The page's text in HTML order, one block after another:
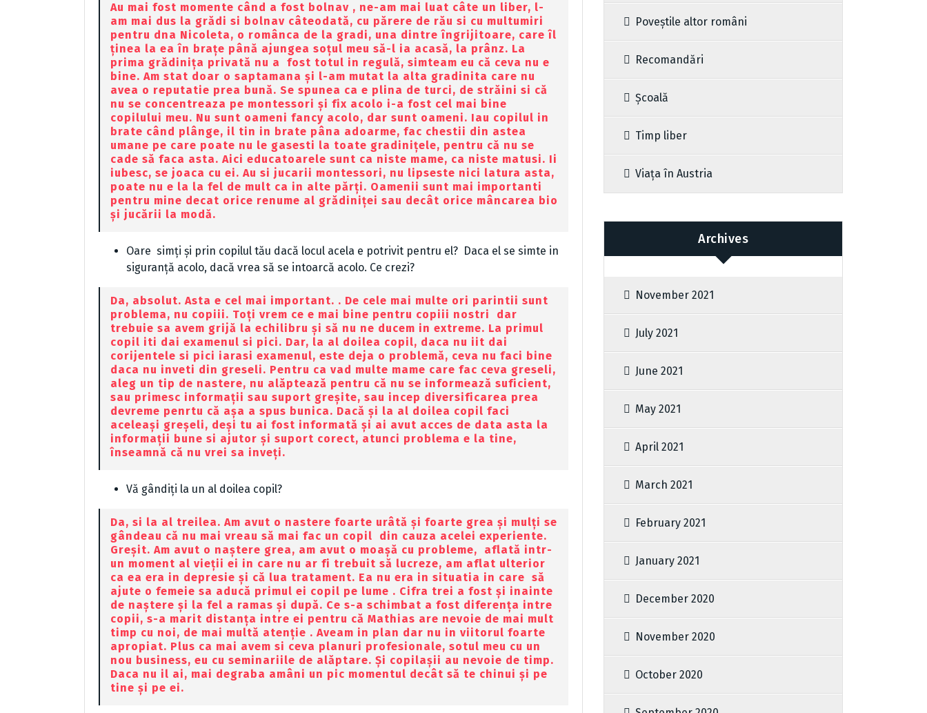
Au mai fost momente când a fost bolnav , ne-am mai luat câte un liber, l-
am mai dus la grădi si bolnav câteodată, cu părere de rău si cu multumiri
pentru dna Nicoleta, o românca de la gradi, una dintre îngrijitoare, care îl
ținea la ea în brațe până ajungea soțul meu să-l ia acasă, la prânz. La
prima grădinița privată nu a fost totul in regulă, simteam eu că ceva nu e
bine. Am stat doar o saptamana și l-am mutat la alta gradinita care nu
avea o reputatie prea bună. Se spunea ca e plina de turci, de străini si că
nu se concentreaza pe montessori și fix acolo i-a fost cel mai bine
copilului meu. Nu sunt oameni fancy acolo, dar sunt oameni. Iau copilul in
brate când plânge, il tin in brate pâna adoarme, fac chestii din astea
umane pe care poate nu le gasesti la toate gradinițele, pentru că nu se
cade să faca asta. Aici educatoarele sunt ca niste mame, ca niste matusi. Ii
iubesc, se joaca cu ei. Au si jucarii montessori, nu lipseste nici latura asta,
poate nu e la la fel de mult ca in alte părți. Oamenii sunt mai importanti
pentru mine decat orice renume al grădiniței sau decât orice mâncarea bio
și jucării la modă.
Oare simți și prin copilul tău dacă locul acela e potrivit pentru el? Daca el se simte in
siguranță acolo, dacă vrea să se intoarcă acolo. Ce crezi?
Da, absolut. Asta e cel mai important. . De cele mai multe ori parintii sunt
problema, nu copiii. Toți vrem ce e mai bine pentru copiii nostri dar
trebuie sa avem grijă la echilibru și să nu ne ducem in extreme. La primul
copil iti dai examenul si pici. Dar, la al doilea copil, daca nu iit dai
corijentele si pici iarasi examenul, este deja o problemă, ceva nu faci bine
daca nu inveti din greseli. Pentru ca vad multe mame care fac ceva greseli,
aleg un tip de nastere, nu alăptează pentru că nu se informează suficient,
sau primesc informații sau suport greșite, sau incep diversificarea prea
devreme penrtu că așa a spus bunica. Dacă și la al doilea copil faci
aceleași greșeli, deși tu ai fost informată și ai avut acces de data asta la
informații bune si ajutor și suport corect, atunci problema e la tine,
înseamnă că nu vrei sa inveți.
Vă gândiți la un al doilea copil?
Da, si la al treilea. Am avut o nastere foarte urâtă și foarte grea și mulți se
gândeau că nu mai vreau să mai fac un copil din cauza acelei experiente.
Greșit. Am avut o naștere grea, am avut o moașă cu probleme, aflată intr-
un moment al vieții ei in care nu ar fi trebuit să lucreze, am aflat ulterior
ca ea era in depresie și că lua tratament. Ea nu era in situatia in care să
ajute o femeie sa aducă primul ei copil pe lume . Cifra trei a fost și inainte
de naștere și la fel a ramas și după. Ce s-a schimbat a fost diferența intre
copii, s-a marit distanța intre ei pentru că Mathias are nevoie de mai mult
timp cu noi, de mai multă atenție . Aveam in plan dar nu in viitorul foarte
apropiat. Plus ca mai avem si ceva planuri profesionale, sotul meu cu un
nou business, eu cu seminariile de alăptare. Și copilașii au nevoie de timp.
Daca nu il ai, mai degraba amâni un pic momentul decât să te chinui și pe
tine și pe ei.
Poveștile altor români
Recomandări
Școală
Timp liber
Viața în Austria
Archives
November 2021
July 2021
June 2021
May 2021
April 2021
March 2021
February 2021
January 2021
December 2020
November 2020
October 2020